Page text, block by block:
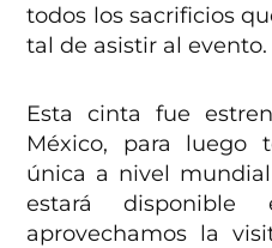
todos los sacrificios
tal de asistir al evento.
Esta cinta fue
México, para luego
única a nivel
estará disponible
aprovechamos la